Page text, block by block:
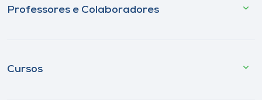
Professores e Colaboradores
Cursos